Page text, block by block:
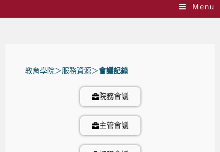
Menu
教育學院＞服務資源＞會議記錄
院務會議
主管會議